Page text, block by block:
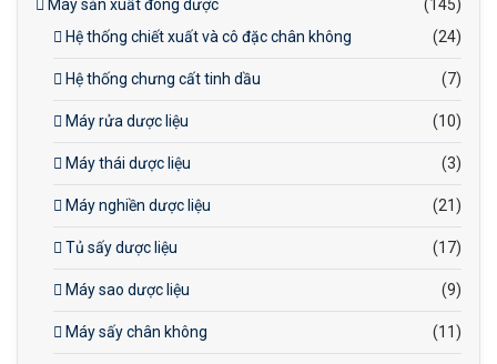
Máy sản xuất đông dược
(145)
Hệ thống chiết xuất và cô đặc chân không
(24)
Hệ thống chưng cất tinh dầu (7)
Máy rửa dược liệu (10)
Máy thái dược liệu (3)
Máy nghiền dược liệu (21)
Tủ sấy dược liệu (17)
Máy sao dược liệu (9)
Máy sấy chân không (11)